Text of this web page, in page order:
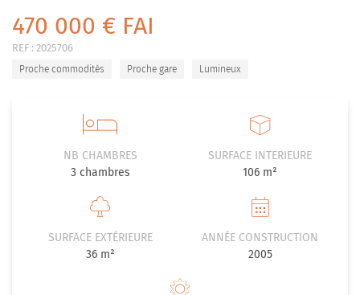
470 000 € FAI
REF : 2025706
Proche commodités Proche gare Lumineux
NB CHAMBRES
3 chambres
SURFACE INTERIEURE
106 m²
SURFACE EXTÉRIEURE
36 m²
ANNÉE CONSTRUCTION
2005